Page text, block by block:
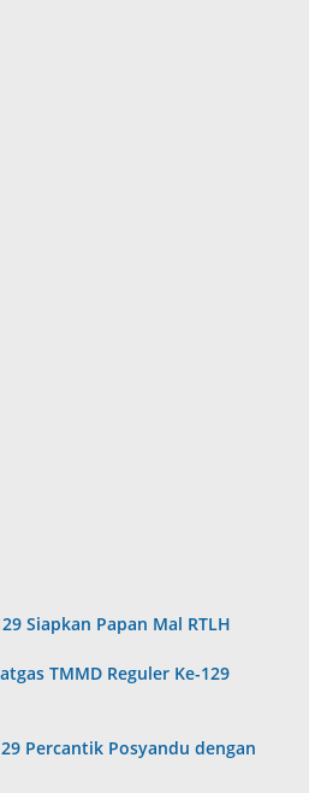
Siapkan Papan Mal RTLH
TMMD Reguler Ke-129
Percantik Posyandu dengan